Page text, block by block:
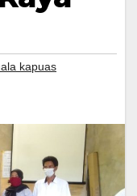
kapuas